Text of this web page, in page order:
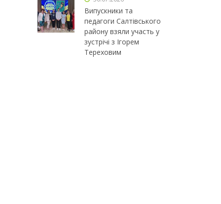
Випускники та
педагоги Салтівського
району взяли участь у
зустрічі з Ігорем
Тереховим